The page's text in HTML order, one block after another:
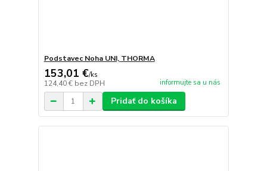
Podstavec Noha UNI, THORMA
153,01 €/ks
124,40 € bez DPH informujte sa u nás
Pridať do košíka